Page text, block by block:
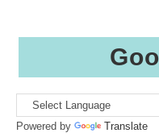
Powered by Translate